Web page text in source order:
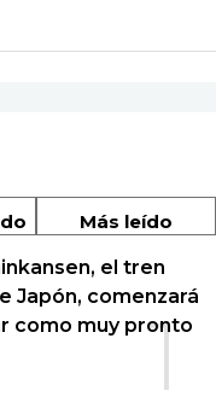
Más leído
1
el tren
Japón, comenzará
como muy pronto